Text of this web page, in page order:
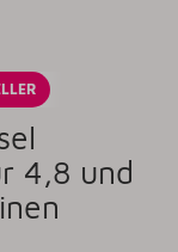
4,8 und